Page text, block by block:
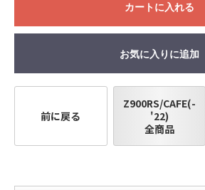
カートに入れる
お気に入りに追加
前に戻る
Z900RS/CAFE(-
'22)
全商品